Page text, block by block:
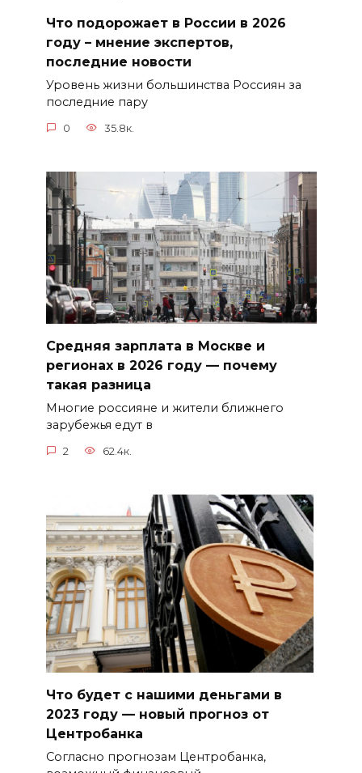
Что подорожает в России в 2026
году – мнение экспертов,
последние новости
Уровень жизни большинства Россиян за
последние пару
0 35.8к.
Средняя зарплата в Москве и
регионах в 2026 году — почему
такая разница
Многие россияне и жители ближнего
зарубежья едут в
2 62.4к.
Что будет с нашими деньгами в
2023 году — новый прогноз от
Центробанка
Согласно прогнозам Центробанка,